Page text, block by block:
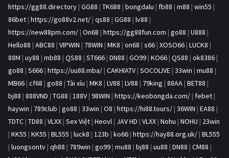
https://gg88.directory | GG88 | TK688 | bongdalu | fb88 | m88 | win55 |
86bet | https://go88v2.net/ | qs88 | GG88 | lv88 |
https://new88pm.com/ | On68 | https://gg88fun.com | go88 | U888 |
Hello88 | ABC88 | VIPWIN | 78WIN | MK8 | on68 | s66 | XOSO66 | LUCK8 |
88M | uy88 | mb88 | QS88 | ST666 | DN88 | GO99 | KO66 | QS88 | ok8386 |
go88 | S666 | https://uu88.mba/ | CAKHIATV | SOCOLIVE | 33win | mu88 |
MB66 | cf68 | go88 | Tài xỉu | MK8 | LV88 | LV88 | 79king | 88AA | BET88 |
bj88 | 888VND | TG88 | 188V | 98WIN | https://keobongda.com/ | febet |
haywin | 789club | go88 | 33win | O8 | https://hi88.tours/ | 36WIN | EA88 |
TDTC | TD88 | VLXX | Sex Việt | Heovl | JAV HD | VLXX | Nohu | NOHU | 23win
| KK55 | KK55 | BL555 | luck8 | 123b | ko66 | https://hay88.org.uk/ | BL555
| luongsontv | qh88 | 789win | go99 | mu88 | bj88 | uu88 | DN88 | CM88 |